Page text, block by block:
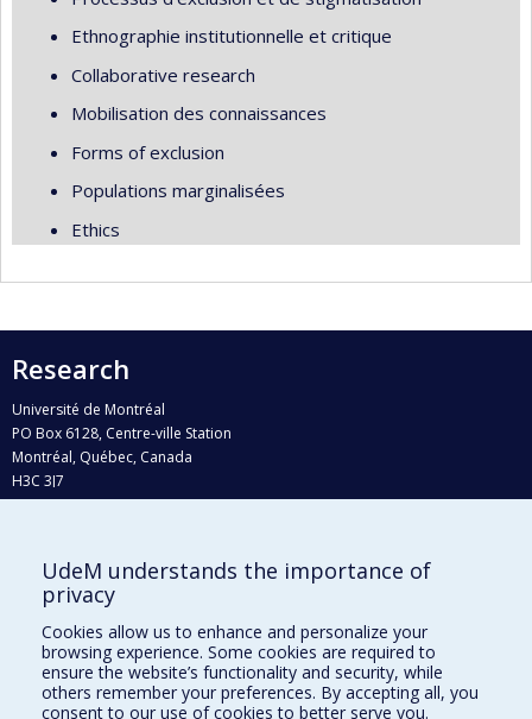
Ethnographie institutionnelle et critique
Collaborative research
Mobilisation des connaissances
Forms of exclusion
Populations marginalisées
Ethics
Research
Université de Montréal
PO Box 6128, Centre-ville Station
Montréal, Québec, Canada
H3C 3J7
Who does what?
Find us
Site map
Accessibility
UdeM understands the importance of
privacy
Cookies allow us to enhance and personalize your
browsing experience. Some cookies are required to
ensure the website’s functionality and security, while
others remember your preferences. By accepting all, you
consent to our use of cookies to better serve you.